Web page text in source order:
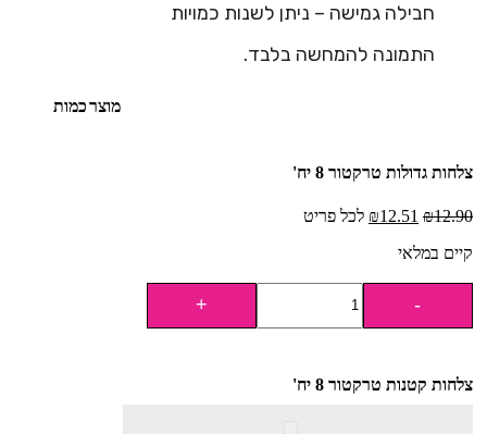
חבילה גמישה – ניתן לשנות כמויות
התמונה להמחשה בלבד.
מוצרכמות
צלחות גדולות טרקטור 8 יח'
₪12.90
₪12.51
לכל פריט
קיים במלאי
צלחות קטנות טרקטור 8 יח'